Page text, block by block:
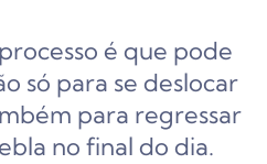
é que pode
só para se deslocar
para regressar
no final do dia.